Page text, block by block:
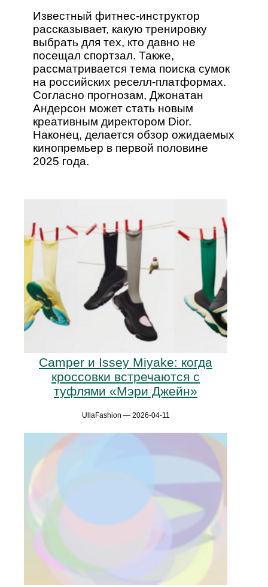
Известный фитнес-инструктор
рассказывает, какую тренировку
выбрать для тех, кто давно не
посещал спортзал. Также,
рассматривается тема поиска сумок
на российских реселл-платформах.
Согласно прогнозам, Джонатан
Андерсон может стать новым
креативным директором Dior.
Наконец, делается обзор ожидаемых
кинопремьер в первой половине
2025 года.
Camper и Issey Miyake: когда
кроссовки встречаются с
туфлями «Мэри Джейн»
UllaFashion — 2026-04-11